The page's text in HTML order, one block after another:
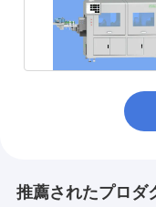
推薦されたプロダ